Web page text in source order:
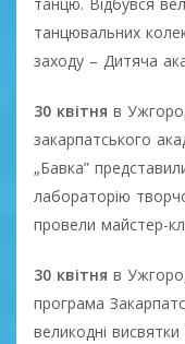
танцювальних
заходу – Дитяча
30 квітня в
закарпатського
„Бавка”
лабораторію
провели майстер-
30 квітня в
програма
великодні